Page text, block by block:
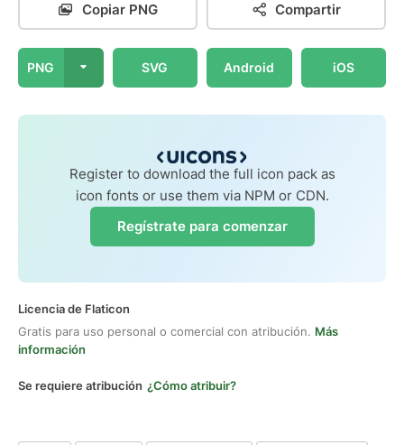
Copiar PNG Compartir
PNG SVG Android iOS
Register to download the full icon pack as
icon fonts or use them via NPM or CDN.
Regístrate para comenzar
Licencia de Flaticon
Gratis para uso personal o comercial con atribución. Más
información
Se requiere atribución ¿Cómo atribuir?